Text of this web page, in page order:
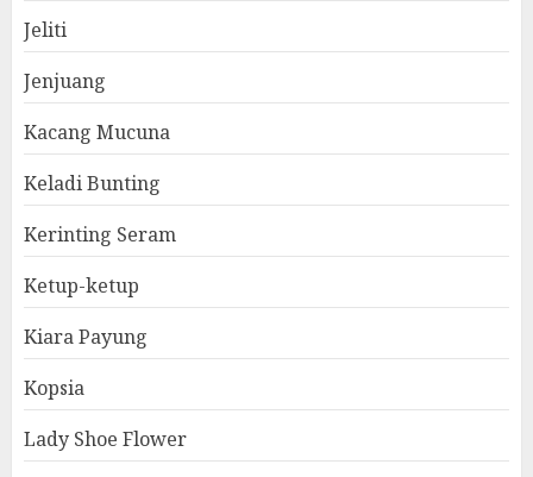
Jeliti
Jenjuang
Kacang Mucuna
Keladi Bunting
Kerinting Seram
Ketup-ketup
Kiara Payung
Kopsia
Lady Shoe Flower